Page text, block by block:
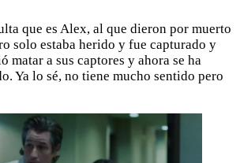
que es Alex, al que dieron por muerto
solo estaba herido y fue capturado y
matar a sus captores y ahora se ha
Ya lo sé, no tiene mucho sentido pero